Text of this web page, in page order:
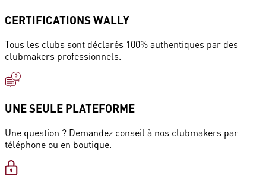
CERTIFICATIONS WALLY
Tous les clubs sont déclarés 100% authentiques par des
clubmakers professionnels.
UNE SEULE PLATEFORME
Une question ? Demandez conseil à nos clubmakers par
téléphone ou en boutique.